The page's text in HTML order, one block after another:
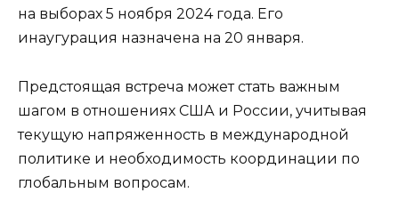
на выборах 5 ноября 2024 года. Его
инаугурация назначена на 20 января.
Предстоящая встреча может стать важным
шагом в отношениях США и России, учитывая
текущую напряженность в международной
политике и необходимость координации по
глобальным вопросам.